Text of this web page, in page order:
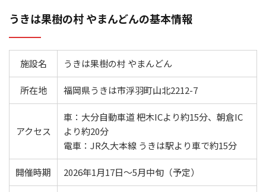
うきは果樹の村 やまんどんの基本情報
施設名 うきは果樹の村 やまんどん
所在地 福岡県うきは市浮羽町山北2212-7
アクセス
車：大分自動車道 杷木ICより約15分、朝倉IC
より約20分
電車：JR久大本線 うきは駅より車で約15分
開催時期 2026年1月17日～5月中旬（予定）